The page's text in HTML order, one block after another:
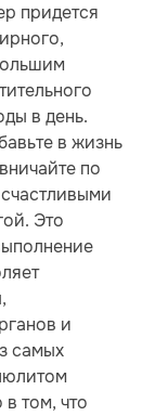
придется
в день.
в жизнь
по
Это
и
самых
том, что